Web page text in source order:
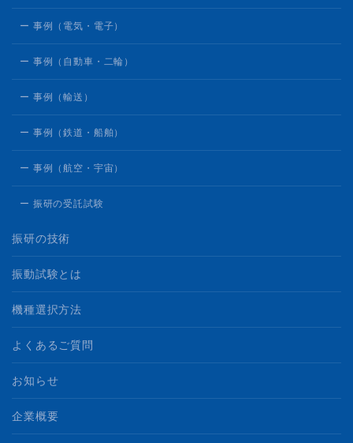
ー 事例（電気・電子）
ー 事例（自動車・二輪）
ー 事例（輸送）
ー 事例（鉄道・船舶）
ー 事例（航空・宇宙）
ー 振研の受託試験
振研の技術
振動試験とは
機種選択方法
よくあるご質問
お知らせ
企業概要